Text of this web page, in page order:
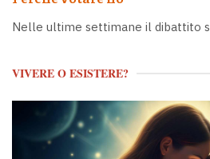
Nelle ultime settimane il dibattito
VIVERE O ESISTERE?